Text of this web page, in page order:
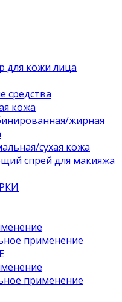
для кожи лица
средства
кожа
жирная
cухая кожа
спрей для макияжа
применение
применение